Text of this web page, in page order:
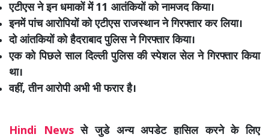
एटीएस ने इन धमाकों में 11 आतंकियों को नामजद किया।
इनमें पांच आरोपियों को एटीएस राजस्थान ने गिरफ्तार कर लिया।
दो आंतकियों को हैदराबाद पुलिस ने गिरफ्तार किया।
एक को पिछले साल दिल्ली पुलिस की स्पेशल सेल ने गिरफ्तार किया
था।
वहीं, तीन आरोपी अभी भी फरार है।
Hindi Newsसे जुडे अन्य अपडेट हासिल करने के लिए